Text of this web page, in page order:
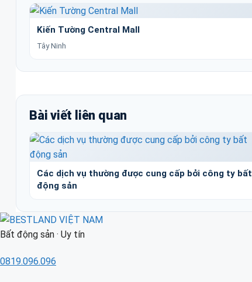
Kiến Tường Central Mall
Tây Ninh
Bài viết liên quan
Các dịch vụ thường được cung cấp bởi công ty bất
động sản
Bất động sản · Uy tín
0819.096.096